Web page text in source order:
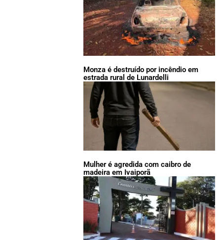
Monza é destruído por incêndio em
estrada rural de Lunardelli
Mulher é agredida com caibro de
madeira em Ivaiporã